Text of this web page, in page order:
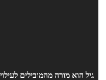
גיל הוא מורה מהמובילים